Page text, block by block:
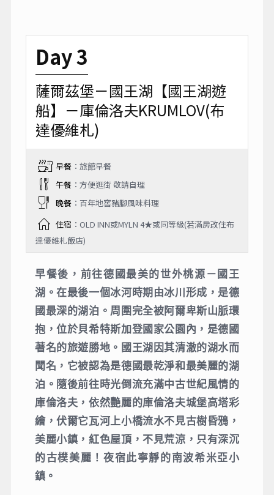
Day 3
薩爾茲堡－國王湖【國王湖遊
船】－庫倫洛夫KRUMLOV(布
達優維札)
早餐：旅館早餐
午餐：方便逛街 敬請自理
晚餐：百年地窖豬腳風味料理
住宿 ：OLD INN或MYLN 4★或同等級(若滿房改住布
達優維札飯店)
早餐後，前往德國最美的世外桃源－國王
湖。在最後一個冰河時期由冰川形成，是德
國最深的湖泊。周圍完全被阿爾卑斯山脈環
抱，位於貝希特斯加登國家公園內，是德國
著名的旅遊勝地。國王湖因其清澈的湖水而
聞名，它被認為是德國最乾淨和最美麗的湖
泊。隨後前往時光倒流充滿中古世紀風情的
庫倫洛夫，依然艷麗的庫倫洛夫城堡高塔彩
繪，伏爾它瓦河上小橋流水不見古樹昏鴉，
美麗小鎮，紅色屋頂，不見荒涼，只有深沉
的古樸美麗！夜宿此寧靜的南波希米亞小
鎮。